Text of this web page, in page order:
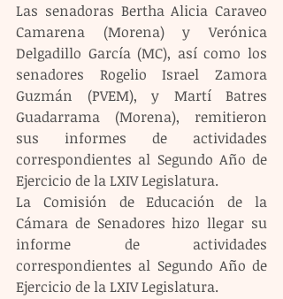
Las senadoras Bertha Alicia Caraveo
Camarena (Morena) y Verónica
Delgadillo García (MC), así como los
senadores Rogelio Israel Zamora
Guzmán (PVEM), y Martí Batres
Guadarrama (Morena), remitieron
sus informes de actividades
correspondientes al Segundo Año de
Ejercicio de la LXIV Legislatura.
La Comisión de Educación de la
Cámara de Senadores hizo llegar su
informe de actividades
correspondientes al Segundo Año de
Ejercicio de la LXIV Legislatura.